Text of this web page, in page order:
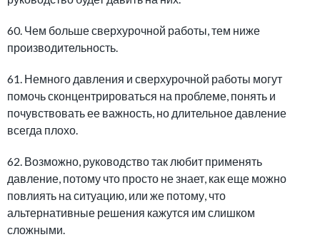
60. Чем больше сверхурочной работы, тем ниже
производительность.
61. Немного давления и сверхурочной работы могут
помочь сконцентрироваться на проблеме, понять и
почувствовать ее важность, но длительное давление
всегда плохо.
62. Возможно, руководство так любит применять
давление, потому что просто не знает, как еще можно
повлиять на ситуацию, или же потому, что
альтернативные решения кажутся им слишком
сложными.